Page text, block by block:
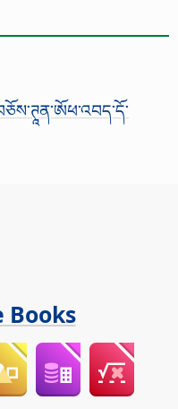
Books